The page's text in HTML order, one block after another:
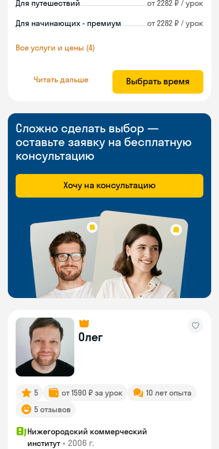
Для путешествий от 2282 ₽ / урок
Для начинающих - премиум от 2282 ₽ / урок
Все услуги и цены (4)
Читать дальше Выбрать время
Сложно сделать выбор —
оставьте заявку на бесплатную
консультацию
Хочу на консультацию
Олег
5 от 1590 ₽ за урок
10 лет опыта
5 отзывов
Нижегородский коммерческий
институт • 2006 г.